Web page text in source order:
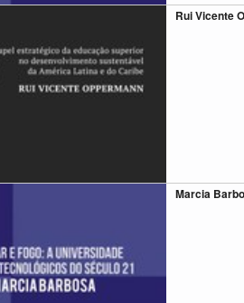
Rui Vicente
Marcia